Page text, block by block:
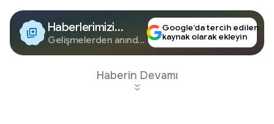
Haberlerimizi
Google'da Takip
Edin
Gelişmelerden anında
Google’da tercih edilen
kaynak olarak ekleyin
Haberin Devamı